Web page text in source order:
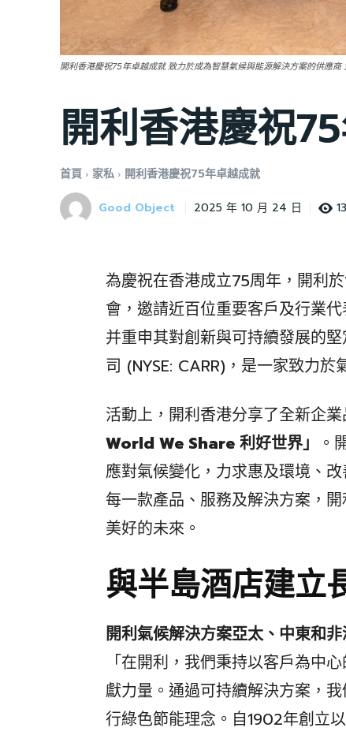
開利香港慶祝75年卓越成就 致力於成為智慧氣候與能源解決方案的供應
開利香港慶祝
首頁 家私 開利香港慶祝75年卓越成就
Good Object 2025 年 10 月 24 日
為慶祝在香港成立75周年，開利
會，邀請近百位重要客戶及行業
并重申其對創新與可持續發展的
司 (NYSE: CARR)，是一家致力
活動上，開利香港分享了全新企
World We Share 利好世界」
。
應對氣候變化，力求惠及環境、
每一款產品、服務及解決方案，
美好的未來。
與半島酒店建立
開利氣候解決方案亞太、中東和
「在開利，我們秉持以客戶為中
獻力量。通過可持續解決方案，
行綠色節能理念。自1902年創立